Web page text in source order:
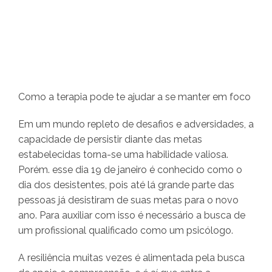
Como a terapia pode te ajudar a se manter em foco
Em um mundo repleto de desafios e adversidades, a
capacidade de persistir diante das metas
estabelecidas torna-se uma habilidade valiosa.
Porém. esse dia 19 de janeiro é conhecido como o
dia dos desistentes, pois até lá grande parte das
pessoas já desistiram de suas metas para o novo
ano. Para auxiliar com isso é necessário a busca de
um profissional qualificado como um psicólogo.
A resiliência muitas vezes é alimentada pela busca